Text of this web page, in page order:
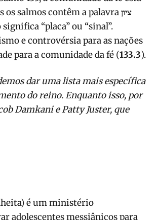
os salmos contêm a palavraציון
“placa” ou “sinal”.
e controvérsia para as nações
para a comunidade da fé (133.3).
dar uma lista mais específica
do reino. Enquanto isso, por
Damkani e Patty Juster, que
é um ministério
adolescentes messiânicos para